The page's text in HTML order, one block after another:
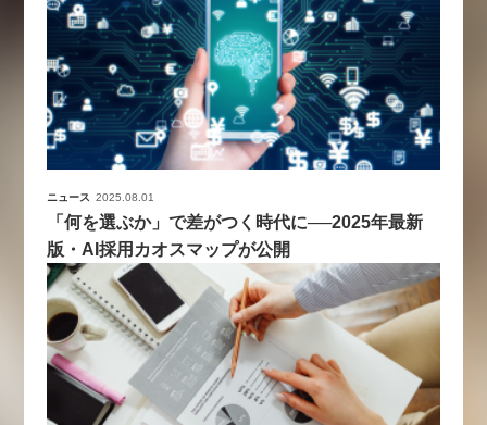
ニュース 2025.08.01
「何を選ぶか」で差がつく時代に──2025年最新
版・AI採用カオスマップが公開